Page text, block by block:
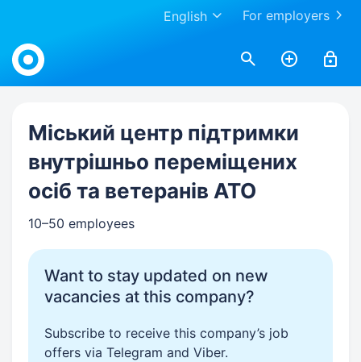
For employers
English
Work.ua
Міський центр підтримки
внутрішньо переміщених
осіб та ветеранів АТО
10–50 employees
Want to stay updated on new
vacancies at this company?
Subscribe to receive this company’s job
offers via Telegram and Viber.